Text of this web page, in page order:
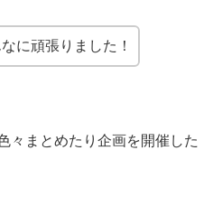
に頑張りました！
々まとめたり企画を開催した